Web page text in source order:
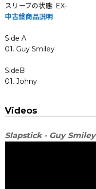
スリーブの状態: EX-
中古盤商品説明
Side A
01. Guy Smiley
SideB
01. Johny
Videos
Slapstick - Guy Smiley